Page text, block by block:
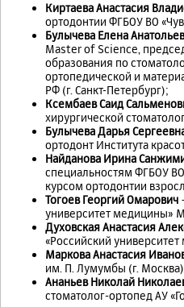
Киртаева Анастасия
ортодонтии ФГБОУ ВО
Булычева Елена
Master of Science,
образования по
ортопедической и
РФ (г. Санкт-Петербург);
Ксембаев Саид
хирургической
Булычева Дарья
ортодонт Института
Найданова Ирина
специальностям ФГБОУ
курсом ортодонтии
Тогоев Георгий Омарович
университет медицины»
Духовская Анастасия
«Российский
Маркова Анастасия
им. П. Лумумбы (г.
Ананьев Николай
стоматолог-ортопед АУ